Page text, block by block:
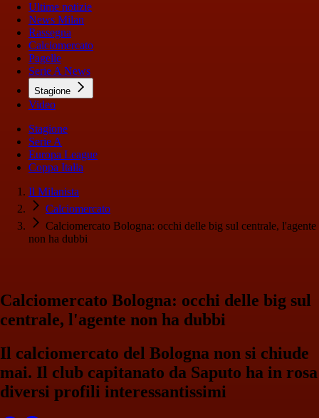
Ultime notizie
News Milan
Rassegna
Calciomercato
Pagelle
Serie A News
Stagione
Video
Stagione
Serie A
Europa League
Coppa Italia
Il Milanista
Calciomercato
Calciomercato Bologna: occhi delle big sul centrale, l'agente
non ha dubbi
Calciomercato Bologna: occhi delle big sul
centrale, l'agente non ha dubbi
Il calciomercato del Bologna non si chiude
mai. Il club capitanato da Saputo ha in rosa
diversi profili interessantissimi